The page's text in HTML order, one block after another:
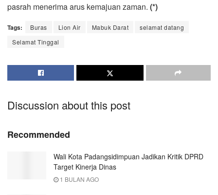
pasrah menerima arus kemajuan zaman. (*)
Tags: Buras Lion Air Mabuk Darat
selamat datang
Selamat Tinggal
Discussion about this post
Recommended
Wali Kota Padangsidimpuan Jadikan Kritik DPRD
Target Kinerja Dinas
1 BULAN AGO